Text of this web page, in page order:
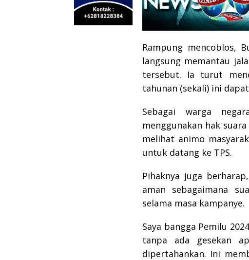
Rampung mencoblos,
langsung memantau
tersebut. Ia turut
tahunan (sekali) ini
Sebagai warga
menggunakan hak
melihat animo
untuk datang ke TPS.
Pihaknya juga
aman sebagaimana
selama masa kampanye.
Saya bangga Pemilu
tanpa ada gesekan
dipertahankan. Ini